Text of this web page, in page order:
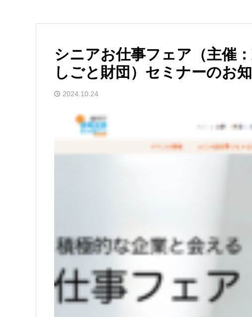
シニアお仕事フェア（主催
しごと財団）セミナーのお
2024.10.24